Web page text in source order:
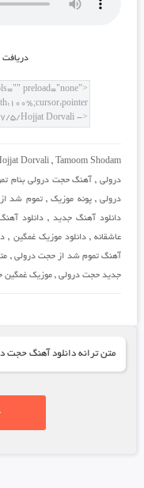
دريافت
Dorvali, Tamoom Shodam
درولی, آهنگ حجت درولی بنام
درولی,پونه موزیک,تموم شد
دانلود آهنگ جدید, دانلود
عاشقانه,دانلود موزیک غمگین ,
آهنگ تموم شد از حجت درولی ,
جدید حجت درولی, موزیک غمگین
متن ترانه دانلود آهنگ حجت